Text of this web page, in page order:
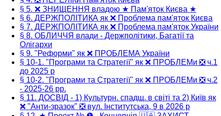
§ 5. ❌ ЗНИЩЕННЯ владою ★ Пам'яток Києва ★
§ 6. ДЕРЖПОЛІТИКА як ❌ Проблема пам'яток Києва
§ 7. ДЕРЖПОЛІТИКА як ❌ Проблема пам'яток України
§ 8. ОБЛИЧЧЯ влади - Держполітики, Багатії та
Олігархи
§ 9. "Реформи" як ❌ ПРОБЛЕМА України
§ 10-1. "Програми та Стратегії" як ❌ ПРОБЛЕМи ❎ ч.1
до 2025 р
§ 10-2. "Програми та Стратегії" як ❌ ПРОБЛЕМи ❎ ч.2
- 2025-26 рр.
§ 11. ДОСВІД - 1) Культурн. спадщ. в світі та 2) Київ як
❌ "Анти-зразок" ❎ вул. Інститутська, 9 в 2026 р